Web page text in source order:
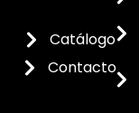
Catálogo
Contacto